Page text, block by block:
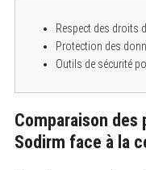
Respect des droits
Protection des
Outils de sécurité
Comparaison
Sodirm face à la